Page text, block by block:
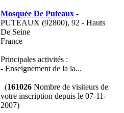
Mosquée De Puteaux-
PUTEAUX (92800), 92 - Hauts
De Seine
France
Principales activités :
- Enseignement de la la...
(161026Nombre de visiteurs de
votre inscription depuis le 07-11-
2007)